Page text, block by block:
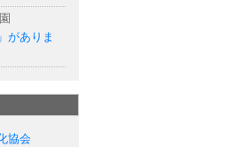
がありま
協会